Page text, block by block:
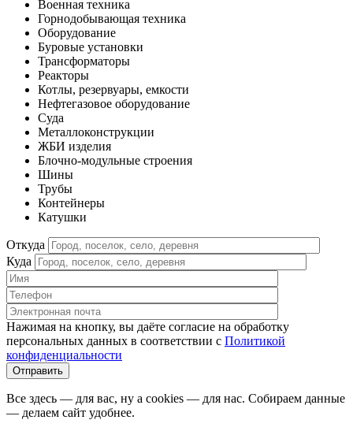
Военная техника
Горнодобывающая техника
Оборудование
Буровые установки
Трансформаторы
Реакторы
Котлы, резервуары, емкости
Нефтегазовое оборудование
Cуда
Металлоконструкции
ЖБИ изделия
Блочно-модульные строения
Шины
Трубы
Контейнеры
Катушки
Откуда
Куда
Нажимая на кнопку, вы даёте согласие на обработку
персональных данных в соответствии c Политикой
конфиденциальности
Все здесь — для вас, ну а cookies — для нас. Собираем данные
— делаем сайт удобнее.